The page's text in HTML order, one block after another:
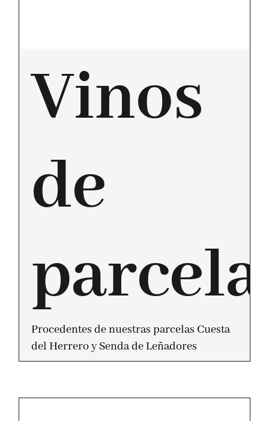
Vinos
de
parcela
Procedentes de nuestras parcelas Cuesta
del Herrero y Senda de Leñadores